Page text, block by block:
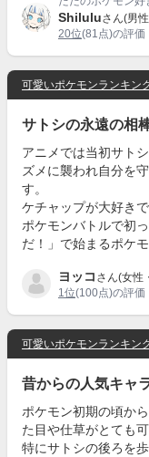
Shiluluさん(男
20位(81点)の評価
可愛いポケモンランキン
サトシの永遠の相
アニメでは当初サト
ズメに襲われ自分を
す。
ケチャップが大好き
ポケモンバトルで初
だ！」で始まるポケ
ヨッコ さん(女性
1位(100点)の評価
可愛いポケモンランキン
昔からの人気キャ
ポケモン初期の頃か
た目や仕草がとても可
特にサトシの後ろを